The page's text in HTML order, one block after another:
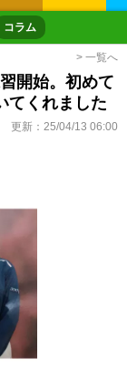
コラム
> 一覧へ
開始。初めて
てくれました
更新： 25/04/13 06:00